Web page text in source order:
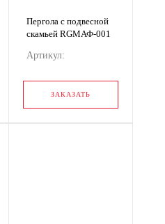
Пергола с подвесной
скамьей RGМАФ-001
Артикул:
ЗАКАЗАТЬ